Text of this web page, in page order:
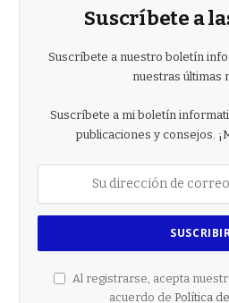
Suscríbete a
Suscríbete a nuestro boletín
nuestras últimas
Suscríbete a mi boletín
publicaciones y consejos.
Al registrarse, acepta
acuerdo de Política